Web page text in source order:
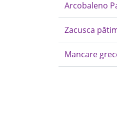
Arcobaleno
Zacusca
Mancare